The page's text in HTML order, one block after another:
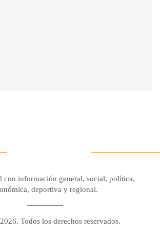
con información general, social, política,
deportiva y regional.
Todos los derechos reservados.